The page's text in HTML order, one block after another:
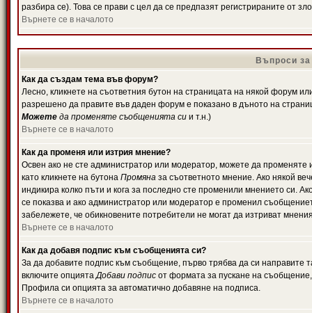
разбира се). Това се прави с цел да се предпазят регистрираните от
Върнете се в началото
Въпроси
Как да създам тема във форум?
Лесно, кликнете на съответния бутон на страницата на някой форум
разрешено да правите във даден форум е показано в дъното на
Можете да променяте съобщенията си и т.н.)
Върнете се в началото
Как да променя или изтрия мнение?
Освен ако не сте администратор или модератор, можете да
като кликнете на бутона Промяна за съответното мнение. Ако някой
индикира колко пъти и кога за последно сте променили мнението си.
се показва и ако администратор или модератор е променил
забележете, че обикновените потребители не могат да изтриват
Върнете се в началото
Как да добавя подпис към съобщенията си?
За да добавите подпис към съобщение, първо трябва да си
включите опциятаДобави подпис от формата за пускане на
Профила си опцията за автоматично добавяне на подписа.
Върнете се в началото